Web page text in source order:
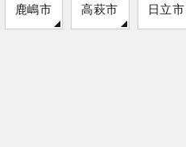
鹿嶋市 高萩市 日立市